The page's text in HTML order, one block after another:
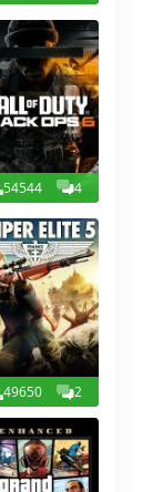
54544 4
49650 2